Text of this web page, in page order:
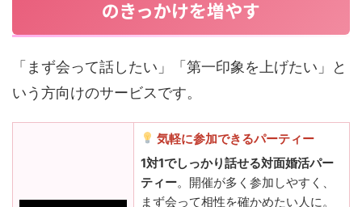
のきっかけを増やす
「まず会って話したい」「第一印象を上げたい」と
いう方向けのサービスです。
気軽に参加できるパーティー
1対1でしっかり話せる対面婚活パー
ティー。開催が多く参加しやすく、
まず会って相性を確かめたい人に。